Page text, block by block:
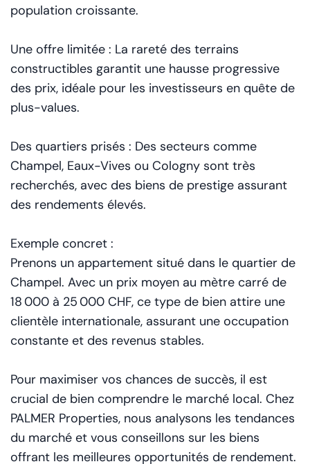
population croissante.
Une offre limitée : La rareté des terrains
constructibles garantit une hausse progressive
des prix, idéale pour les investisseurs en quête de
plus-values.
Des quartiers prisés : Des secteurs comme
Champel, Eaux-Vives ou Cologny sont très
recherchés, avec des biens de prestige assurant
des rendements élevés.
Exemple concret :
Prenons un appartement situé dans le quartier de
Champel. Avec un prix moyen au mètre carré de
18 000 à 25 000 CHF, ce type de bien attire une
clientèle internationale, assurant une occupation
constante et des revenus stables.
Pour maximiser vos chances de succès, il est
crucial de bien comprendre le marché local. Chez
PALMER Properties, nous analysons les tendances
du marché et vous conseillons sur les biens
offrant les meilleures opportunités de rendement.